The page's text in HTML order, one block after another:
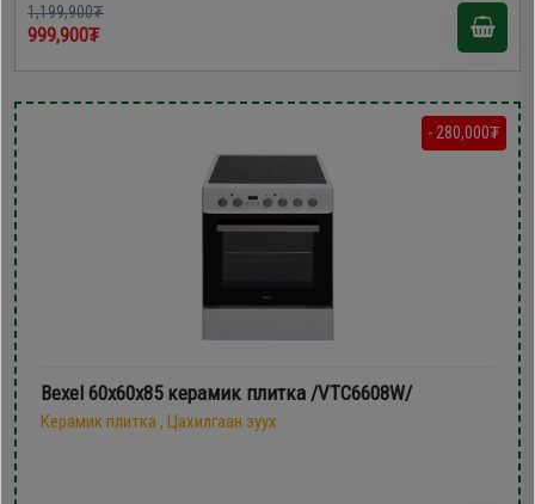
1,199,900₮
999,900₮
- 280,000₮
Bexel 60х60х85 керамик плитка /VTC6608W/
Керамик плитка , Цахилгаан зуух